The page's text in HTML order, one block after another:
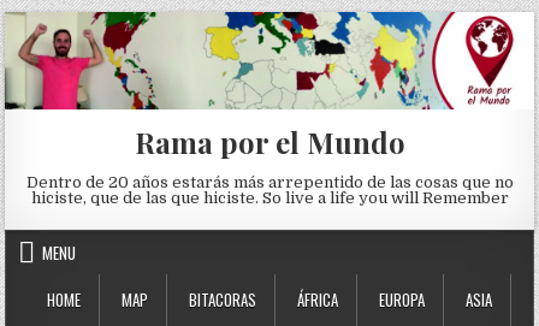
Skip to content
Rama por el Mundo
Dentro de 20 años estarás más arrepentido de las cosas que no
hiciste, que de las que hiciste. So live a life you will Remember
MENU
HOME
MAP BITACORAS ÁFRICA EUROPA ASIA